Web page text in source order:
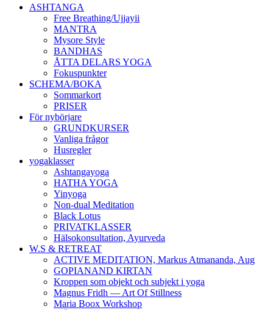
Skip
ASHTANGA
Free Breathing/Ujjayii
MANTRA
Mysore Style
BANDHAS
ÅTTA DELARS YOGA
Fokuspunkter
SCHEMA/BOKA
Sommarkort
PRISER
För nybörjare
GRUNDKURSER
Vanliga frågor
Husregler
yogaklasser
Ashtangayoga
HATHA YOGA
Yinyoga
Non-dual Meditation
Black Lotus
PRIVATKLASSER
Hälsokonsultation, Ayurveda
W.S & RETREAT
ACTIVE MEDITATION, Markus Atmananda, Aug
GOPIANAND KIRTAN
Kroppen som objekt och subjekt i yoga
Magnus Fridh — Art Of Stillness
Maria Boox Workshop